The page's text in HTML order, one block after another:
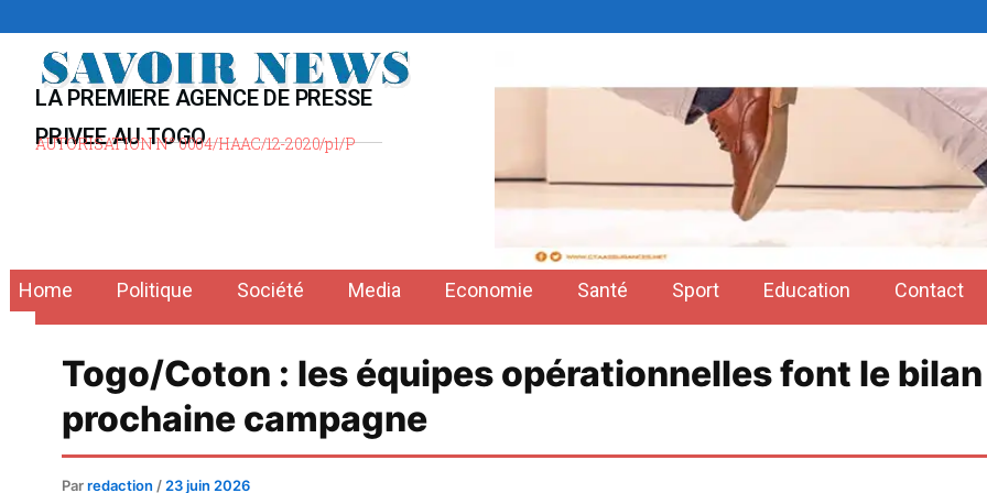
contenu
LA PREMIERE AGENCE DE PRESSE
PRIVEE AU TOGO
AUTORISATION N° 0004/HAAC/12-2020/pl/P
Home Politique Société Media Economie Santé Sport Education Contact
Togo/Coton : les équipes opérationnelles font le
prochaine campagne
Parredaction / 23 juin 2026